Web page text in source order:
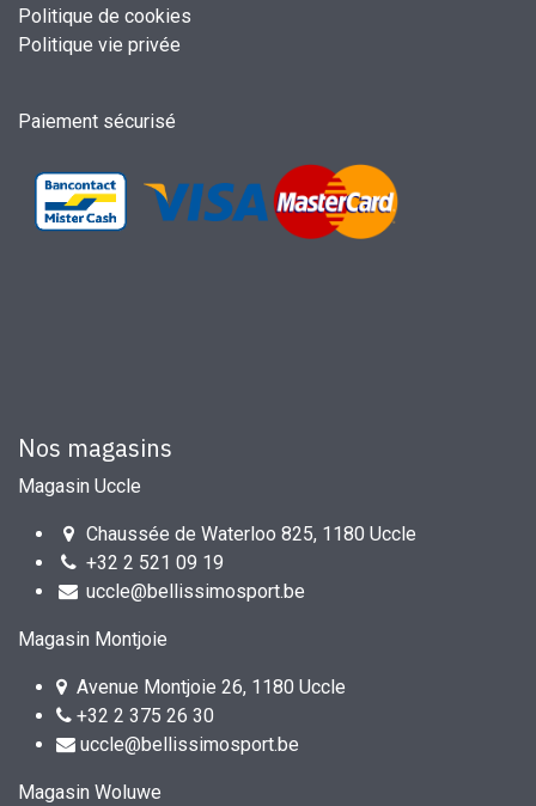
Politique de cookies
Politique vie privée
Paiement sécurisé
Nos magasins
Magasin Uccle
Chaussée de Waterloo 825, 1180 Uccle
+32 2 521 09 19
uccle@bellissimosport.be
Magasin Montjoie
Avenue Montjoie 26, 1180 Uccle
+32 2 375 26 30
uccle@bellissimosport.be
Magasin Woluwe